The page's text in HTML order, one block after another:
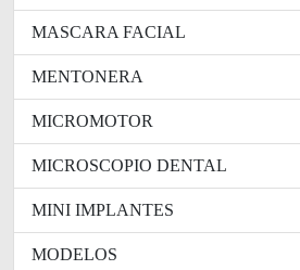
MASCARA FACIAL
MENTONERA
MICROMOTOR
MICROSCOPIO DENTAL
MINI IMPLANTES
MODELOS